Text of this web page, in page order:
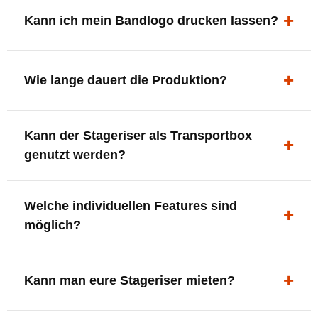
ergonomisch, sicher und gut sichtbar.
Kann ich mein Bandlogo drucken lassen?
deine Bühne, deine Marke.
Wie lange dauert die Produktion?
innerhalb Deutschlands kostenfrei.
Kann der Stageriser als Transportbox
genutzt werden?
oder Zubehör nutzen.
Welche individuellen Features sind
möglich?
XLR-Brücke / Schnittstelle
Setlist-Clip
Kann man eure Stageriser mieten?